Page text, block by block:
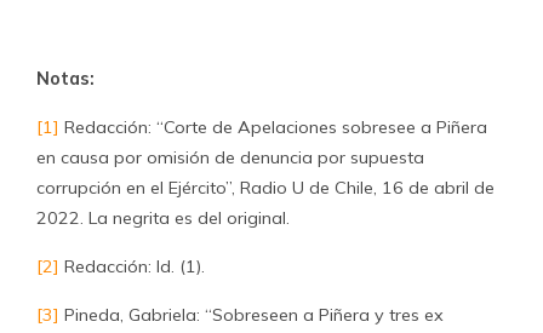
Notas:
[1] Redacción: “Corte de Apelaciones sobresee a Piñera
en causa por omisión de denuncia por supuesta
corrupción en el Ejército”, Radio U de Chile, 16 de abril de
2022. La negrita es del original.
[2] Redacción: Id. (1).
[3] Pineda, Gabriela: “Sobreseen a Piñera y tres ex